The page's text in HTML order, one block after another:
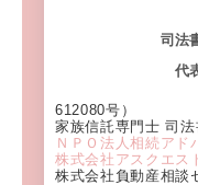
司法
代
612080号）
家族信託専門士 司
ＮＰＯ法人相続アド
株式会社アスクエス
株式会社負動産相談